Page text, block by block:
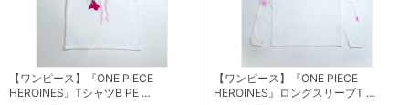
【ワンピース】『ONE PIECE
HEROINES』TシャツB PE …
【ワンピース】『ONE PIECE
HEROINES』ロングスリーブT …